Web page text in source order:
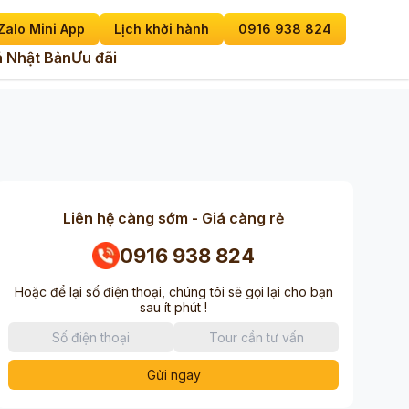
Mini App Lịch khởi hành 0916 938 824
Nhật BảnƯu đãi
Liên hệ càng sớm - Giá càng rẻ
0916 938 824
Hoặc để lại số điện thoại, chúng tôi sẽ gọi lại cho bạn
sau ít phút !
Gửi ngay